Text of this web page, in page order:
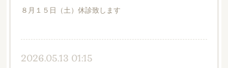
８月１５日（土）休診致します
2026.05.13 01:15